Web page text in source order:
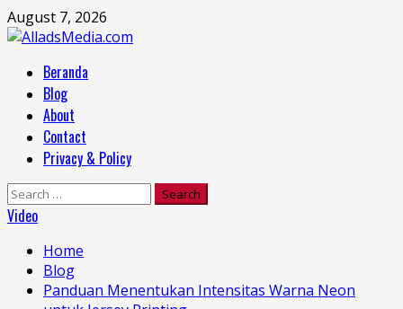
Skip
to
August 7, 2026
MenuBeranda
Blog
About
Contact
Privacy & Policy
Search
for:
Video
Home
Blog
Panduan Menentukan Intensitas Warna Neon